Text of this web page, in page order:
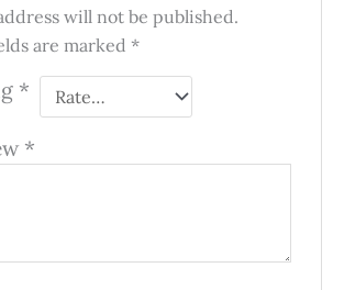
will not be published.
are marked *
*
*